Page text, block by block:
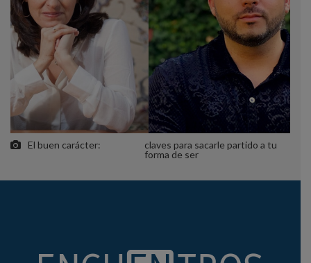
El buen carácter:
claves para sacarle partido a tu
forma de ser